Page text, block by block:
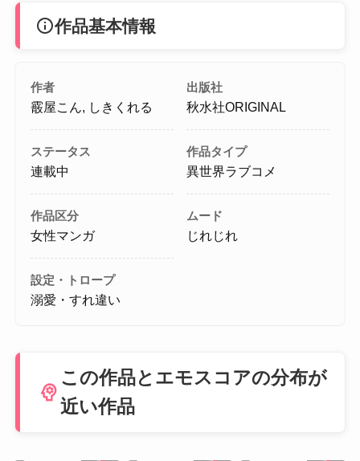
info作品基本情報
作者
霰屋こん, しきくれる
出版社
秋水社ORIGINAL
ステータス
連載中
作品タイプ
異世界ラブコメ
作品区分
女性マンガ
ムード
じれじれ
設定・トロープ
溺愛・すれ違い
psychology
この作品とエモスコアの分布が
近い作品